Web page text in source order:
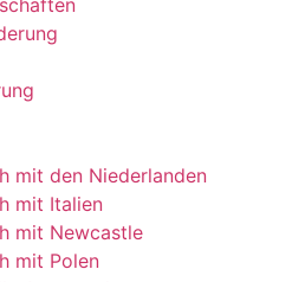
mit den Niederlanden
mit Italien
mit Newcastle
mit Polen